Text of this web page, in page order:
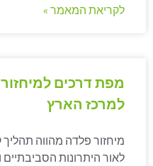
לקריאת המאמר »
מפת דרכים
למרכז הארץ
מיחזור פלדה מהווה
לאור היתרונות